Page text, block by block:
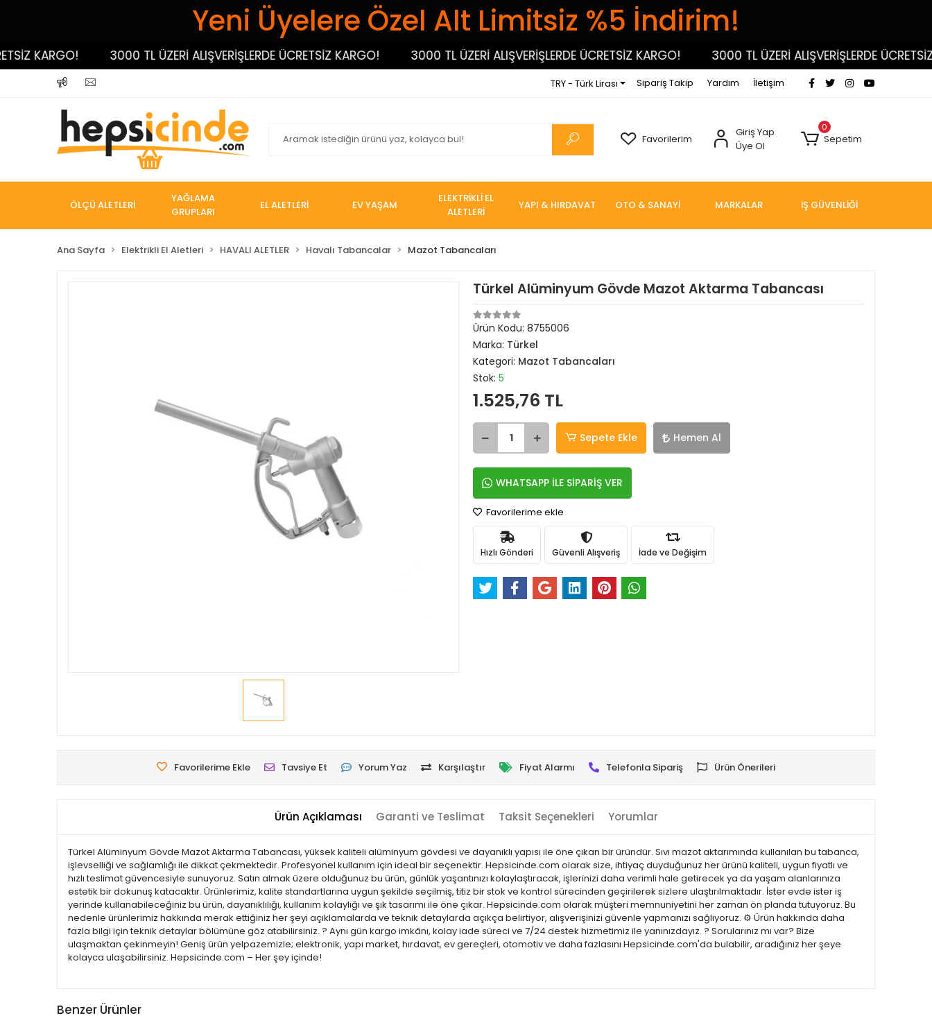
Yeni Üyelere Özel Alt Limitsiz %5 İndirim!
KARGO! 3000 TL ÜZERİ ALIŞVERİŞLERDE ÜCRETSİZ KARGO! 3000 TL ÜZERİ ALIŞVERİŞLERDE ÜCRETSİZ KARGO! 3000 TL ÜZERİ ALIŞVERİŞLERDE ÜCRETSİZ
TRY - Türk Lirası Sipariş Takip Yardım İletişim
Favorilerim
Giriş Yap
Üye Ol
0
Sepetim
ÖLÇÜ ALETLERİ
YAĞLAMA
GRUPLARI
EL ALETLERİ EV YAŞAM
ELEKTRİKLİ EL
ALETLERİ
YAPI & HIRDAVAT OTO & SANAYİ MARKALAR İŞ GÜVENLİĞİ
Ana Sayfa Elektrikli El Aletleri HAVALI ALETLER Havalı Tabancalar Mazot Tabancaları
Türkel Alüminyum Gövde Mazot Aktarma Tabancası
Ürün Kodu: 8755006
Marka: Türkel
Kategori: Mazot Tabancaları
Stok: 5
1.525,76 TL
Sepete Ekle Hemen Al
WHATSAPP İLE SİPARİŞ VER
Favorilerime ekle
Hızlı Gönderi Güvenli Alışveriş İade ve Değişim
Favorilerime Ekle Tavsiye Et Yorum Yaz Karşılaştır Fiyat Alarmı Telefonla Sipariş Ürün Önerileri
Ürün Açıklaması Garanti ve Teslimat Taksit Seçenekleri Yorumlar
Türkel Alüminyum Gövde Mazot Aktarma Tabancası, yüksek kaliteli alüminyum gövdesi ve dayanıklı yapısı ile öne çıkan bir üründür. Sıvı mazot aktarımında kullanılan bu tabanca,
işlevselliği ve sağlamlığı ile dikkat çekmektedir. Profesyonel kullanım için ideal bir seçenektir. Hepsicinde.com olarak size, ihtiyaç duyduğunuz her ürünü kaliteli, uygun fiyatlı ve
hızlı teslimat güvencesiyle sunuyoruz. Satın almak üzere olduğunuz bu ürün, günlük yaşantınızı kolaylaştıracak, işlerinizi daha verimli hale getirecek ya da yaşam alanlarınıza
estetik bir dokunuş katacaktır. Ürünlerimiz, kalite standartlarına uygun şekilde seçilmiş, titiz bir stok ve kontrol sürecinden geçirilerek sizlere ulaştırılmaktadır. İster evde ister iş
yerinde kullanabileceğiniz bu ürün, dayanıklılığı, kullanım kolaylığı ve şık tasarımı ile öne çıkar. Hepsicinde.com olarak müşteri memnuniyetini her zaman ön planda tutuyoruz. Bu
nedenle ürünlerimiz hakkında merak ettiğiniz her şeyi açıklamalarda ve teknik detaylarda açıkça belirtiyor, alışverişinizi güvenle yapmanızı sağlıyoruz. ⚙️ Ürün hakkında daha
fazla bilgi için teknik detaylar bölümüne göz atabilirsiniz. ? Aynı gün kargo imkânı, kolay iade süreci ve 7/24 destek hizmetimiz ile yanınızdayız. ? Sorularınız mı var? Bize
ulaşmaktan çekinmeyin! Geniş ürün yelpazemizle; elektronik, yapı market, hırdavat, ev gereçleri, otomotiv ve daha fazlasını Hepsicinde.com'da bulabilir, aradığınız her şeye
kolayca ulaşabilirsiniz. Hepsicinde.com – Her şey içinde!
Benzer Ürünler